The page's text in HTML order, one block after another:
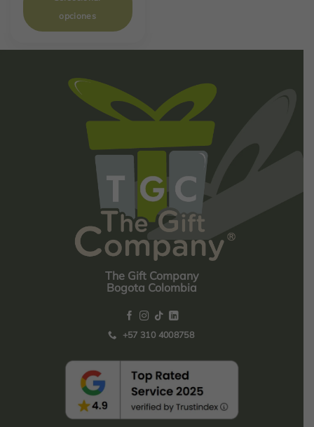
opciones
The Gift Company
Bogota Colombia
+57 310 4008758